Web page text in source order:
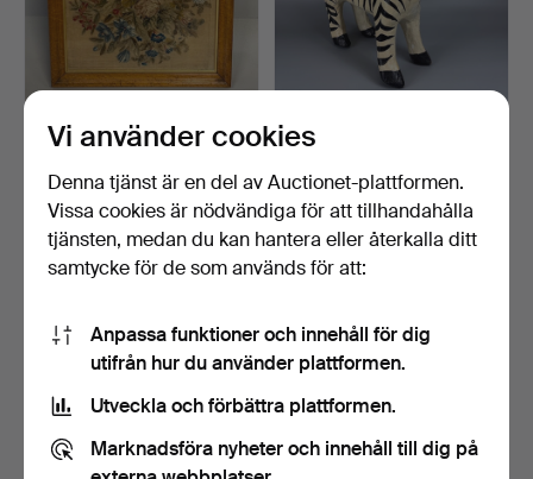
ANTIK KORSSTICH
BRODERI.
Klubbades 29 mar 2026
3 bud
41 USD
Utvalt
FOLKKONST STIL PAPIER
MACHE ZEBRA.
Klubbades 22 feb 2026
24 bud
189 USD
Vi använder cookies
Denna tjänst är en del av Auctionet-plattformen.
Vissa cookies är nödvändiga för att tillhandahålla
tjänsten, medan du kan hantera eller återkalla ditt
samtycke för de som används för att:
Anpassa funktioner och innehåll för dig
utifrån hur du använder plattformen.
Utveckla och förbättra plattformen.
Marknadsföra nyheter och innehåll till dig på